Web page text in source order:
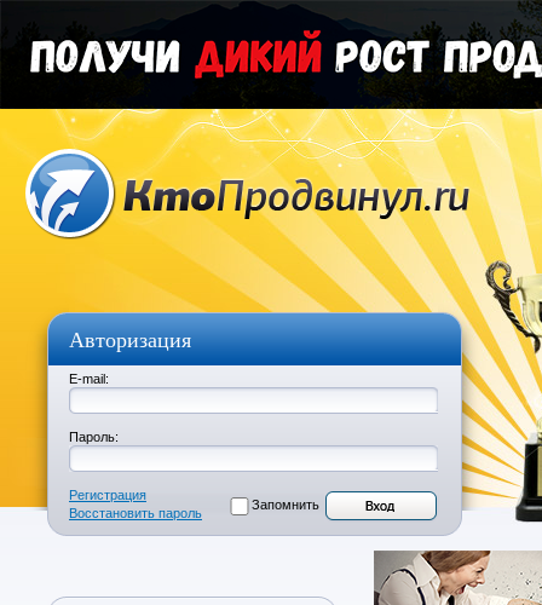
Авторизация
E-mail:
Пароль:
Регистрация
Восстановить пароль
Запомнить